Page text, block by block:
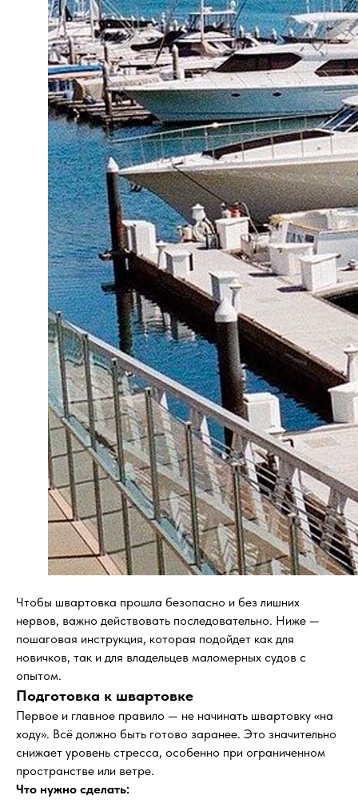
Чтобы швартовка прошла безопасно и без лишних
нервов, важно действовать последовательно. Ниже —
пошаговая инструкция, которая подойдет как для
новичков, так и для владельцев маломерных судов с
опытом.
Подготовка к швартовке
Первое и главное правило — не начинать швартовку «на
ходу». Всё должно быть готово заранее. Это значительно
снижает уровень стресса, особенно при ограниченном
пространстве или ветре.
Что нужно сделать: